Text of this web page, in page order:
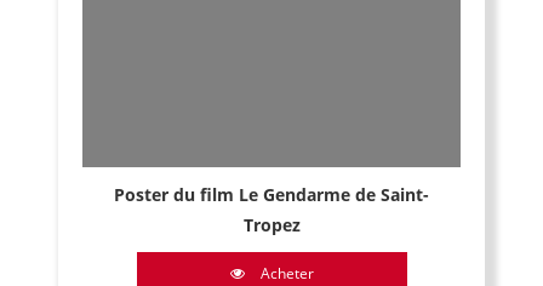
Poster du film Le Gendarme de Saint-
Tropez
Acheter